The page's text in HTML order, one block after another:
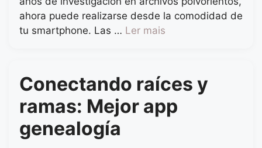
ahora puede realizarse desde la comodidad de
tu smartphone. Las … Ler mais
Conectando raíces y
ramas: Mejor app
genealogía